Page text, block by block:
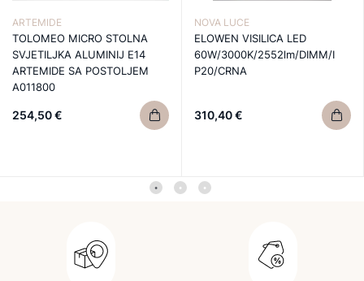
ARTEMIDE
TOLOMEO MICRO STOLNA
SVJETILJKA ALUMINIJ E14
ARTEMIDE SA POSTOLJEM
A011800
254,50 €
NOVA LUCE
ELOWEN VISILICA LED
60W/3000K/2552lm/DIMM/I
P20/CRNA
310,40 €